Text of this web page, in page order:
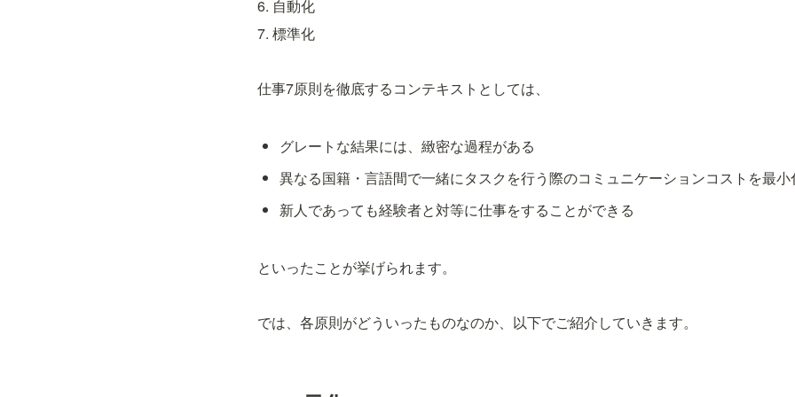
6. 自動化
7. 標準化
仕事7原則を徹底するコンテキストとしては、
グレートな結果には、緻密な過程がある
異なる国籍・言語間で一緒にタスクを行う際のコミュニケーションコストを最小
新人であっても経験者と対等に仕事をすることができる
といったことが挙げられます。
では、各原則がどういったものなのか、以下でご紹介していきます。